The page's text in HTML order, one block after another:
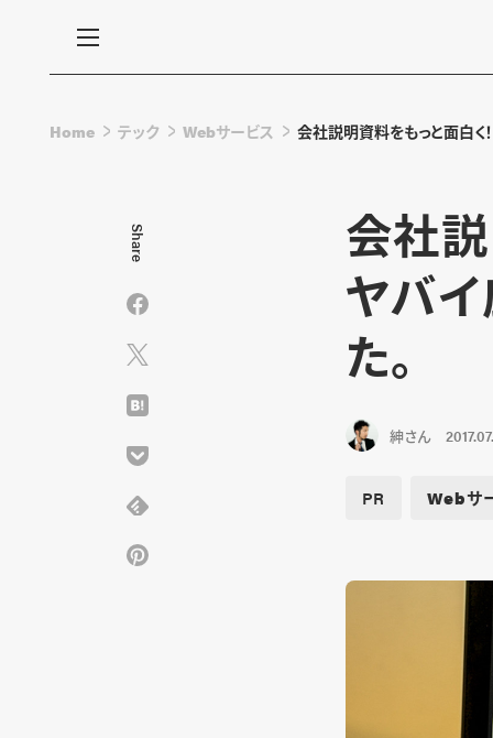
Home テック Webサービス 会社説明資料をもっと面白く
会社
ヤバ
た。
紳さん
PR Webサ
Share